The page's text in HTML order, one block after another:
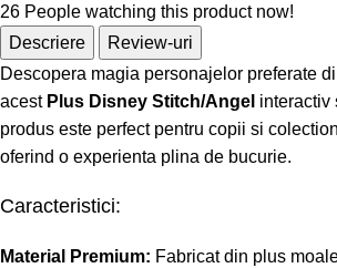
26 People watching this product now!
Descriere
Review-uri
Descopera magia personajelor preferate
acest Plus Disney Stitch/Angel interactiv
produs este perfect pentru copii si
oferind o experienta plina de bucurie.
Caracteristici:
Material Premium: Fabricat din plus